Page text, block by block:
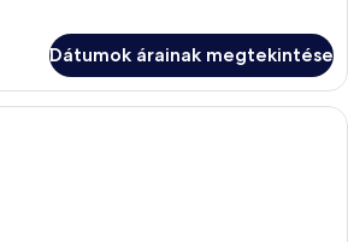
Dátumok árainak megtekintése